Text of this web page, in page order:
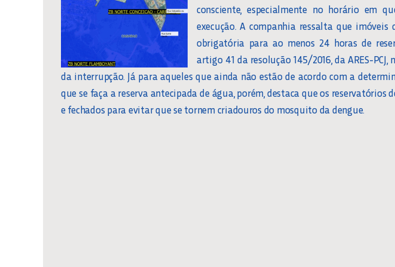
consciente, especialmente no horário em
execução. A companhia ressalta que imóveis
obrigatória para ao menos 24 horas de
artigo 41 da resolução 145/2016, da ARES-
da interrupção. Já para aqueles que ainda não estão de acordo com a
que se faça a reserva antecipada de água, porém, destaca que os reservatórios
e fechados para evitar que se tornem criadouros do mosquito da dengue.